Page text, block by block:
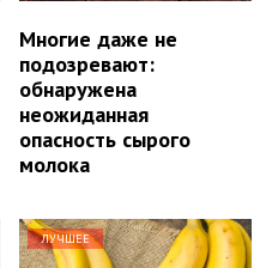
Многие даже не
подозревают:
обнаружена
неожиданная
опасность сырого
молока
ЛУЧШЕЕ